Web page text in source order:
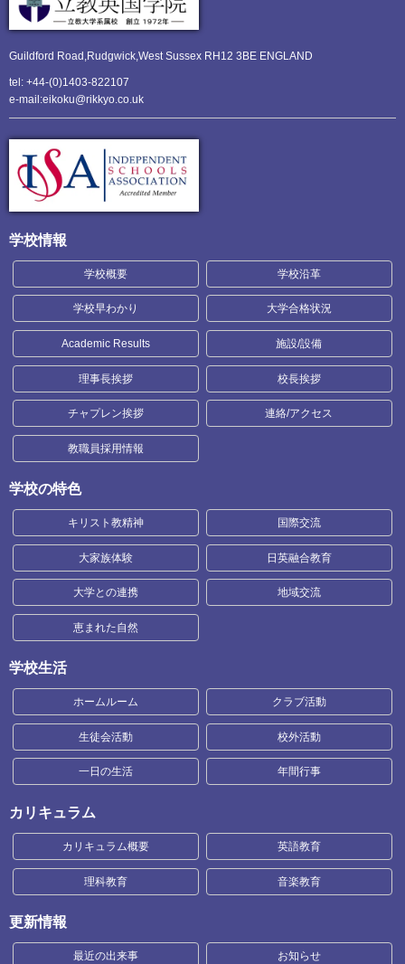
Guildford Road,Rudgwick,West Sussex RH12 3BE ENGLAND
tel: +44-(0)1403-822107
e-mail:eikoku@rikkyo.co.uk
学校情報
学校概要 学校沿革
学校早わかり 大学合格状況
Academic Results 施設/設備
理事長挨拶 校長挨拶
チャプレン挨拶 連絡/アクセス
教職員採用情報
学校の特色
キリスト教精神 国際交流
大家族体験 日英融合教育
大学との連携 地域交流
恵まれた自然
学校生活
ホームルーム クラブ活動
生徒会活動 校外活動
一日の生活 年間行事
カリキュラム
カリキュラム概要 英語教育
理科教育 音楽教育
更新情報
最近の出来事 お知らせ